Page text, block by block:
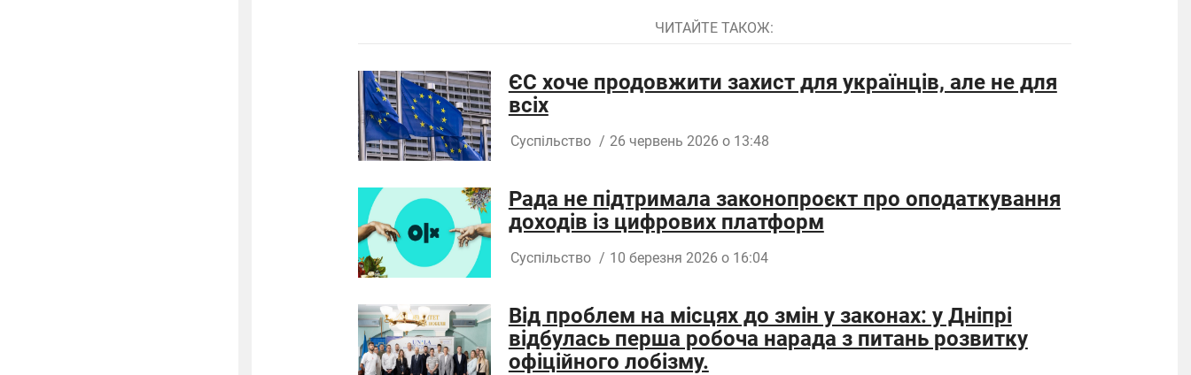
ЧИТАЙТЕ ТАКОЖ:
ЄС хоче продовжити захист для українців, але не для
всіх
Суспільство / 26 червень 2026 о 13:48
Рада не підтримала законопроєкт про оподаткування
доходів із цифрових платформ
Суспільство / 10 березня 2026 о 16:04
Від проблем на місцях до змін у законах: у Дніпрі
відбулась перша робоча нарада з питань розвитку
офіційного лобізму.